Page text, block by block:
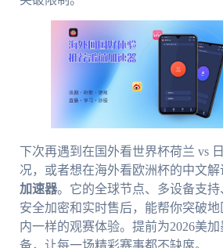
下次再遇到在国外看世界杯荷兰 vs
况，或者想在海外看欧洲杯的中文
加速器。它的全球节点、多设备支持
安全加密和实时售后，能帮你突破地
内一样的观赛体验。提前为2026美